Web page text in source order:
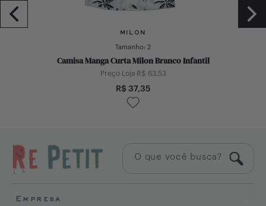
MILON
Tamanho: 2
Camisa Manga Curta Milon Branco Infantil
Preço Loja R$ 63,53
R$ 37,35
Empresa